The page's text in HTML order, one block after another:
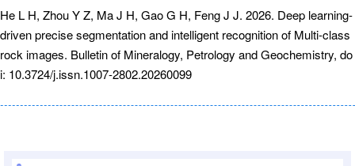
He L H, Zhou Y Z, Ma J H, Gao G H, Feng J J. 2026. Deep learning-
driven precise segmentation and intelligent recognition of Multi-class
rock images. Bulletin of Mineralogy, Petrology and Geochemistry, do
i: 10.3724/j.issn.1007-2802.20260099